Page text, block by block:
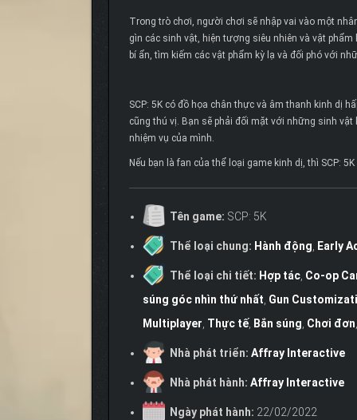
Trong trò chơi, người chơi sẽ nhập vai vào một
gìn các sinh vật, hiện tượng siêu nhiên và vật
bí ẩn, tìm kiếm các vật phẩm kỳ lạ và đối phó với
SCP: 5K có đồ họa chân thực và âm thanh kinh dị
cũng thú vị. Bạn sẽ phải đối mặt với những sinh
nhiệm vụ của mình.
Nếu bạn là fan của thể loại game kinh dị, thì SCP:
Tên game: SCP: 5K
Thể loại chung: Hành động, Early
Thể loại chi tiết: Hợp tác, Co-op
súng góc nhìn thứ nhất, Gun
Multiplayer, Thực tế, Bắn súng, Chơi đơn
Nhà phát triển: Affray Interactive
Nhà phát hành: Affray Interactive
Ngày phát hành: 22/02/2022